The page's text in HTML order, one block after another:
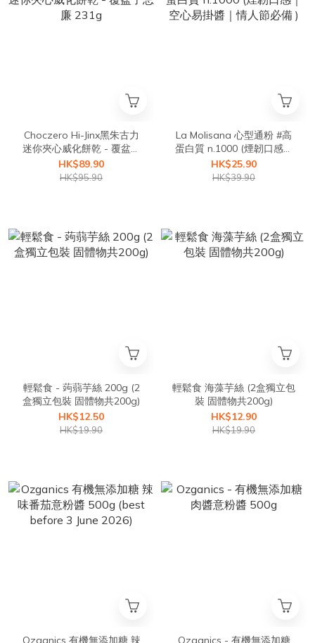
Choczero Hi-Jinx黑朱古力
迷你夾心威化餅乾 - 覆盆子
忌廉 231g
HK$89.90
HK$95.90
La Molisana 心型通粉 #高
蛋白質 n.1000 (煙韌口感｜
空心易掛醬｜情人節必備 )
HK$25.90
HK$39.90
輕鬆食 - 蒟蒻芋絲 200g (2
盒獨立包裝 固體物共200g)
HK$12.50
HK$19.90
輕鬆食 海藻芋絲 (2盒獨立包
裝 固體物共200g)
HK$12.90
HK$19.90
Ozganics 有機無添加糖 辣 Ozganics - 有機無添加糖